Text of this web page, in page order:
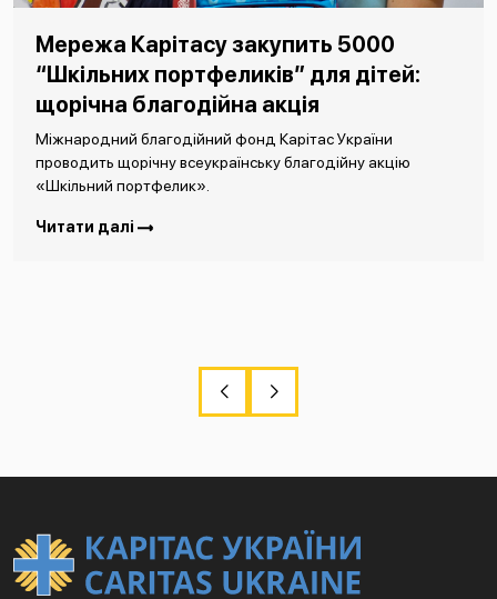
Мережа Карітасу закупить 5000
“Шкільних портфеликів” для дітей:
щорічна благодійна акція
Міжнародний благодійний фонд Карітас України
проводить щорічну всеукраїнську благодійну акцію
«Шкільний портфелик».
Читати далі